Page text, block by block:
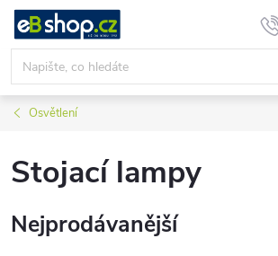
Přejít
obsah
Osvětlení
Stojací lampy
Nejprodávanější